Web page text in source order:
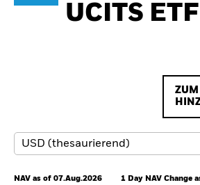
UCITS ETF
ZUM
NAV as of 07.Aug.2026 1 Day NAV Change